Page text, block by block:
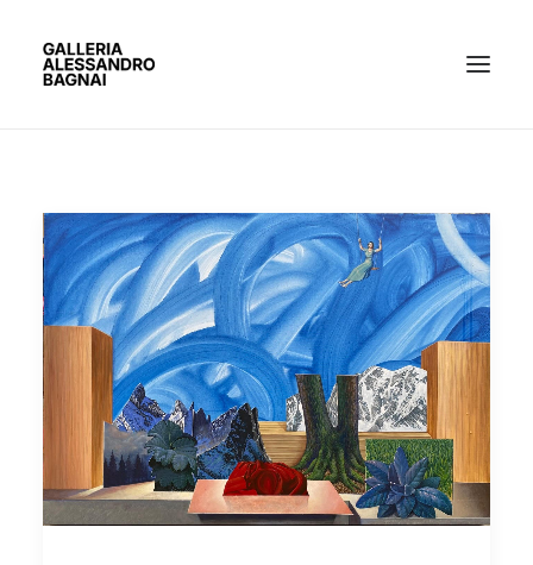
ARTISTI
MOSTRE
GALLERIA
BACHECA
CONTATTI